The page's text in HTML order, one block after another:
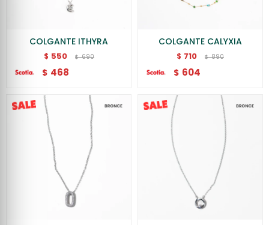
COLGANTE ITHYRA
$ 550 $ 690
$ 468
COLGANTE CALYXIA
$ 710 $ 890
$ 604